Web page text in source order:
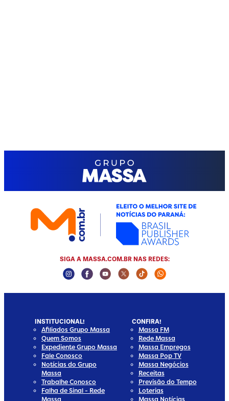
SIGA A MASSA.COM.BR NAS REDES:
Instagram Social Media
Facebook Social Media
Youtube Social Media
Twitter Social Media
Tiktok Social Media
Whatsapp
INSTITUCIONAL!
Afiliados Grupo Massa
Quem Somos
Expediente Grupo Massa
Fale Conosco
Notícias do Grupo
Massa
Trabalhe Conosco
Falha de Sinal - Rede
Massa
CONFIRA!
Massa FM
Rede Massa
Massa Empregos
Massa Pop TV
Massa Negócios
Receitas
Previsão do Tempo
Loterias
Massa Notícias